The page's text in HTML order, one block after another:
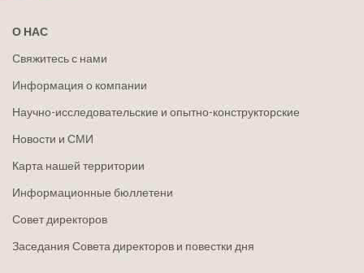
О НАС
Свяжитесь с нами
Информация о компании
Научно-исследовательские и опытно-конструкторские
Новости и СМИ
Карта нашей территории
Информационные бюллетени
Совет директоров
Заседания Совета директоров и повестки дня